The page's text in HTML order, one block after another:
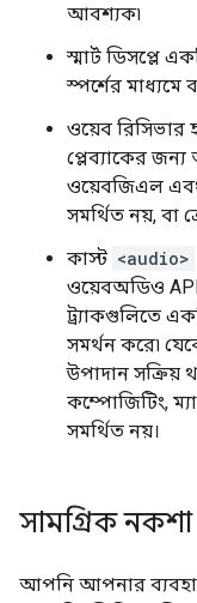
আবশ্যক৷
স্মার্ট ডিসপ্লে
স্পর্শের মাধ্যমে
ওয়েব রিসিভার
প্লেব্যাকের
ওয়েবজিএল এবং
সমর্থিত নয়, বা
কাস্ট <audio>
ওয়েবঅডিও
ট্র্যাকগুলিতে
সমর্থন করে৷
উপাদান সক্রিয়
কম্পোজিটিং,
সমর্থিত নয়।
সামগ্রিক নকশা
আপনি আপনার